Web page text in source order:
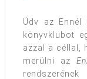
Üdv az Ennél
könyvklubot
azzal a céllal,
merülni az